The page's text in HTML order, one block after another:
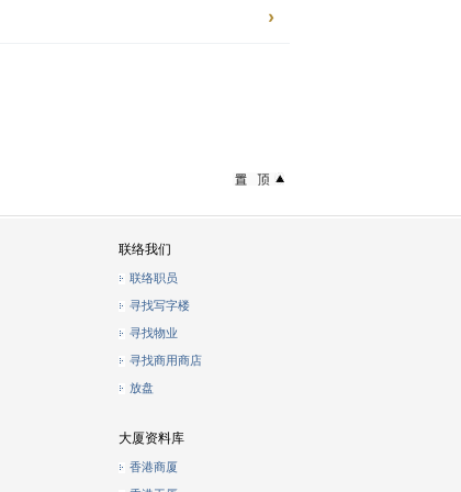
联络我们
联络职员
寻找写字楼
寻找物业
寻找商用商店
放盘
大厦资料库
香港商厦